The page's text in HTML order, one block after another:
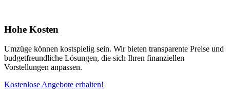
Hohe Kosten
Umzüge können kostspielig sein. Wir bieten transparente Preise und
budgetfreundliche Lösungen, die sich Ihren finanziellen
Vorstellungen anpassen.
Kostenlose Angebote erhalten!